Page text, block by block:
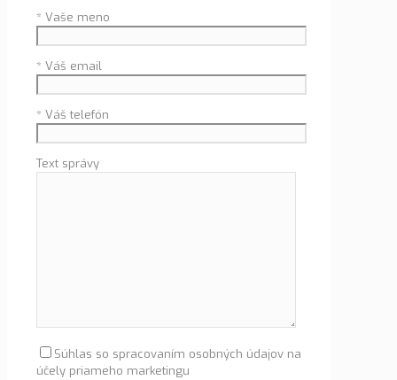
* Vaše meno
* Váš email
* Váš telefón
Text správy
Súhlas so spracovaním osobných údajov na
účely priameho marketingu